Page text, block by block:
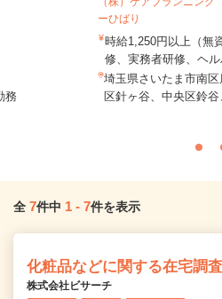
務
ーひばり
時給1,250円以上（無
修、実務者研修、ヘル
埼玉県さいたま市南
区針ヶ谷、中央区鈴谷
全 7件中 1 - 7件を表示
化粧品などに関する在宅調
株式会社ビサーチ